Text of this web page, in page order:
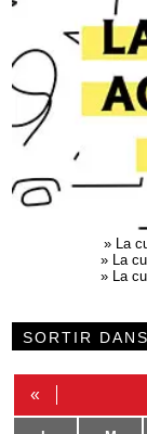
» La
» La
» La
SORTIR
«